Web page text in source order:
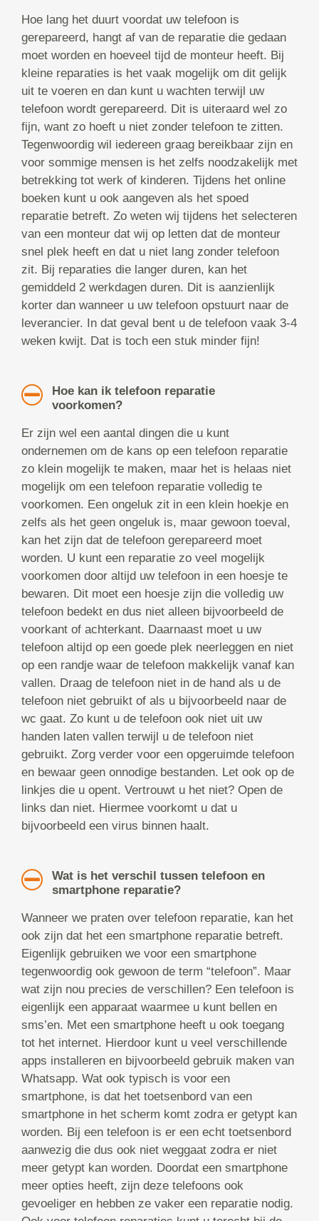
Hoe lang het duurt voordat uw telefoon is
gerepareerd, hangt af van de reparatie die gedaan
moet worden en hoeveel tijd de monteur heeft. Bij
kleine reparaties is het vaak mogelijk om dit gelijk
uit te voeren en dan kunt u wachten terwijl uw
telefoon wordt gerepareerd. Dit is uiteraard wel zo
fijn, want zo hoeft u niet zonder telefoon te zitten.
Tegenwoordig wil iedereen graag bereikbaar zijn en
voor sommige mensen is het zelfs noodzakelijk met
betrekking tot werk of kinderen. Tijdens het online
boeken kunt u ook aangeven als het spoed
reparatie betreft. Zo weten wij tijdens het selecteren
van een monteur dat wij op letten dat de monteur
snel plek heeft en dat u niet lang zonder telefoon
zit. Bij reparaties die langer duren, kan het
gemiddeld 2 werkdagen duren. Dit is aanzienlijk
korter dan wanneer u uw telefoon opstuurt naar de
leverancier. In dat geval bent u de telefoon vaak 3-4
weken kwijt. Dat is toch een stuk minder fijn!
Hoe kan ik telefoon reparatie
voorkomen?
Er zijn wel een aantal dingen die u kunt
ondernemen om de kans op een telefoon reparatie
zo klein mogelijk te maken, maar het is helaas niet
mogelijk om een telefoon reparatie volledig te
voorkomen. Een ongeluk zit in een klein hoekje en
zelfs als het geen ongeluk is, maar gewoon toeval,
kan het zijn dat de telefoon gerepareerd moet
worden. U kunt een reparatie zo veel mogelijk
voorkomen door altijd uw telefoon in een hoesje te
bewaren. Dit moet een hoesje zijn die volledig uw
telefoon bedekt en dus niet alleen bijvoorbeeld de
voorkant of achterkant. Daarnaast moet u uw
telefoon altijd op een goede plek neerleggen en niet
op een randje waar de telefoon makkelijk vanaf kan
vallen. Draag de telefoon niet in de hand als u de
telefoon niet gebruikt of als u bijvoorbeeld naar de
wc gaat. Zo kunt u de telefoon ook niet uit uw
handen laten vallen terwijl u de telefoon niet
gebruikt. Zorg verder voor een opgeruimde telefoon
en bewaar geen onnodige bestanden. Let ook op de
linkjes die u opent. Vertrouwt u het niet? Open de
links dan niet. Hiermee voorkomt u dat u
bijvoorbeeld een virus binnen haalt.
Wat is het verschil tussen telefoon en
smartphone reparatie?
Wanneer we praten over telefoon reparatie, kan het
ook zijn dat het een smartphone reparatie betreft.
Eigenlijk gebruiken we voor een smartphone
tegenwoordig ook gewoon de term “telefoon”. Maar
wat zijn nou precies de verschillen? Een telefoon is
eigenlijk een apparaat waarmee u kunt bellen en
sms’en. Met een smartphone heeft u ook toegang
tot het internet. Hierdoor kunt u veel verschillende
apps installeren en bijvoorbeeld gebruik maken van
Whatsapp. Wat ook typisch is voor een
smartphone, is dat het toetsenbord van een
smartphone in het scherm komt zodra er getypt kan
worden. Bij een telefoon is er een echt toetsenbord
aanwezig die dus ook niet weggaat zodra er niet
meer getypt kan worden. Doordat een smartphone
meer opties heeft, zijn deze telefoons ook
gevoeliger en hebben ze vaker een reparatie nodig.